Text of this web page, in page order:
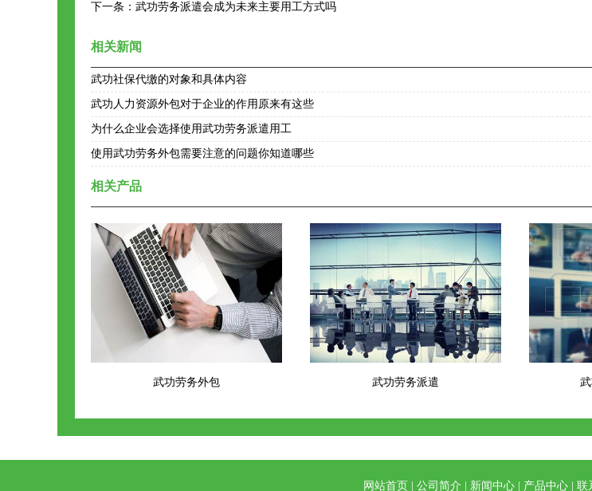
下一条： 武功劳务派遣会成为未来主要用工方式吗
相关新闻
武功社保代缴的对象和具体内容
武功人力资源外包对于企业的作用原来有这些
为什么企业会选择使用武功劳务派遣用工
使用武功劳务外包需要注意的问题你知道哪些
相关产品
武功劳务外包 武功劳务派遣
网站首页 公司简介 新闻中心 产品中心 联